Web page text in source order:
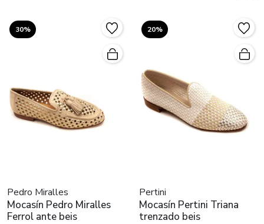
30%
Pedro Miralles
Mocasín Pedro Miralles
Ferrol ante beis
20%
Pertini
Mocasín Pertini Triana
trenzado beis